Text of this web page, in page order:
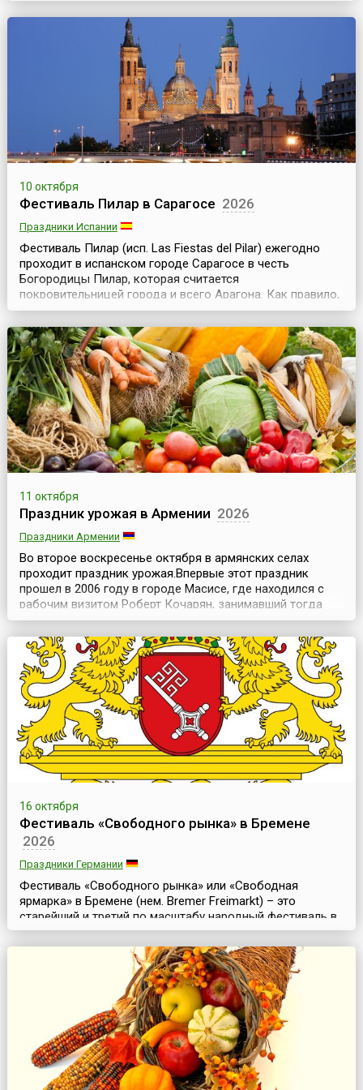
благоверные буддисты соблюдают строгую
вегетарианскую диету, носят белые одежды и следуют
другим 10 правилам, которые позволяют им очистить их
10 октября
Фестиваль Пилар в Сарагосе 2026
Праздники Испании
Фестиваль Пилар (исп. Las Fiestas del Pilar) ежегодно
проходит в испанском городе Сарагосе в честь
Богородицы Пилар, которая считается
покровительницей города и всего Арагона. Как правило,
фестиваль проводится в ту неделю, на которую
выпадает 12 октября (торжества начинаются в
выходные перед этим днем и заканчиваются в
воскресенье после). Накануне фестиваля один из
почетных гостей города зачит...
11 октября
Праздник урожая в Армении 2026
Праздники Армении
Во второе воскресенье октября в армянских селах
проходит праздник урожая.Впервые этот праздник
прошел в 2006 году в городе Масисе, где находился с
рабочим визитом Роберт Кочарян, занимавший тогда
пост президента Армении.Почти сотня накрытых столов
ломилась от изобилия: корзины с овощами и фруктами,
всевозможные мясные и даже рыбные деликатесы
(икра армянская, ишхановая), напитки, молочная ...
16 октября
Фестиваль «Свободного рынка» в Бремене
2026
Праздники Германии
Фестиваль «Свободного рынка» или «Свободная
ярмарка» в Бремене (нем. Bremer Freimarkt) – это
старейший и третий по масштабу народный фестиваль в
Германии. Он традиционно проходит во второй половине
октября и продолжается 17 дней.В древнем немецком
городе Бремене, городе с богатой историей, проходит
бесчисленное множество фестивалей и городских
праздников, о его театрах известно далеко даже за ...